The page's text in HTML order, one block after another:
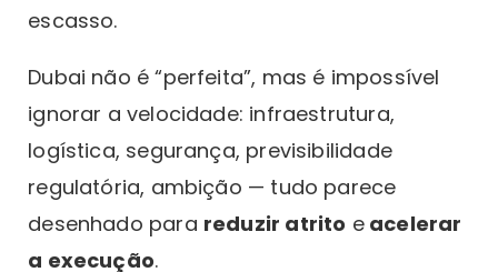
escasso.
Dubai não é “perfeita”, mas é impossível
ignorar a velocidade: infraestrutura,
logística, segurança, previsibilidade
regulatória, ambição — tudo parece
desenhado para reduzir atrito eacelerar
a execução.